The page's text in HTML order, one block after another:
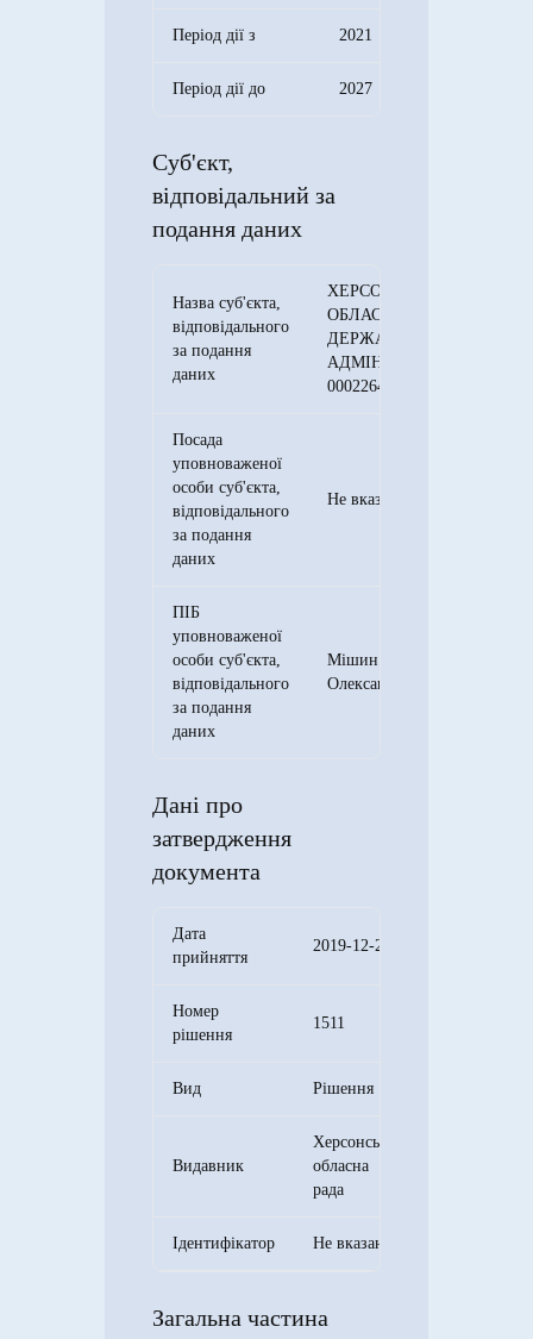
Період дії з 2021
Період дії до 2027
Суб'єкт,
відповідальний за
подання даних
Назва суб'єкта,
відповідального
за подання
даних
ХЕРСОНСЬКА
ОБЛАСНА
ДЕРЖАВНА
АДМІНІСТРАЦІЯ
00022645
Посада
уповноваженої
особи суб'єкта,
відповідального
за подання
даних
Не вказано
ПІБ
уповноваженої
особи суб'єкта,
відповідального
за подання
даних
Мішин Артем
Олександрович
Дані про
затвердження
документа
Дата
прийняття
2019-12-20
Номер
рішення
1511
Вид Рішення
Видавник
Херсонська
обласна
рада
Ідентифікатор Не вказано
Загальна частина